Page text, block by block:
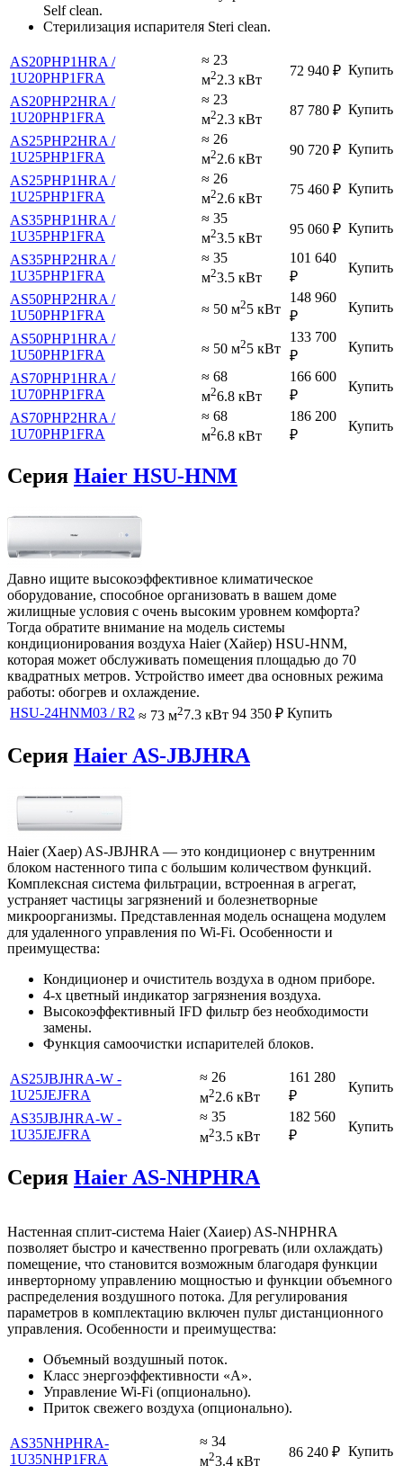
Self clean.
Стерилизация испарителя Steri clean.
AS20PHP1HRA /
1U20PHP1FRA
≈ 23
м22.3 кВт
72 940 ₽ Купить
AS20PHP2HRA /
1U20PHP1FRA
≈ 23
м22.3 кВт
87 780 ₽ Купить
AS25PHP2HRA /
1U25PHP1FRA
≈ 26
м22.6 кВт
90 720 ₽ Купить
AS25PHP1HRA /
1U25PHP1FRA
≈ 26
м22.6 кВт
75 460 ₽ Купить
AS35PHP1HRA /
1U35PHP1FRA
≈ 35
м23.5 кВт
95 060 ₽ Купить
AS35PHP2HRA /
1U35PHP1FRA
≈ 35
м23.5 кВт
101 640
₽
Купить
AS50PHP2HRA /
1U50PHP1FRA
≈ 50 м25 кВт
148 960
₽
Купить
AS50PHP1HRA /
1U50PHP1FRA
≈ 50 м25 кВт
133 700
₽
Купить
AS70PHP1HRA /
1U70PHP1FRA
≈ 68
м26.8 кВт
166 600
₽
Купить
AS70PHP2HRA /
1U70PHP1FRA
≈ 68
м26.8 кВт
186 200
₽
Купить
Серия Haier HSU-HNM
Давно ищите высокоэффективное климатическое
оборудование, способное организовать в вашем доме
жилищные условия с очень высоким уровнем комфорта?
Тогда обратите внимание на модель системы
кондиционирования воздуха Haier (Хайер) HSU-HNM,
которая может обслуживать помещения площадью до 70
квадратных метров. Устройство имеет два основных режима
работы: обогрев и охлаждение.
HSU-24HNM03 / R2 ≈ 73 м27.3 кВт 94 350 ₽ Купить
Серия Haier AS-JBJHRA
Haier (Хаер) AS-JBJHRA — это кондиционер с внутренним
блоком настенного типа с большим количеством функций.
Комплексная система фильтрации, встроенная в агрегат,
устраняет частицы загрязнений и болезнетворные
микроорганизмы. Представленная модель оснащена модулем
для удаленного управления по Wi-Fi. Особенности и
преимущества:
Кондиционер и очиститель воздуха в одном приборе.
4-х цветный индикатор загрязнения воздуха.
Высокоэффективный IFD фильтр без необходимости
замены.
Функция самоочистки испарителей блоков.
AS25JBJHRA-W -
1U25JEJFRA
≈ 26
м22.6 кВт
161 280
₽
Купить
AS35JBJHRA-W -
1U35JEJFRA
≈ 35
м23.5 кВт
182 560
₽
Купить
Серия Haier AS-NHPHRA
Настенная сплит-система Haier (Хаиер) AS-NHPHRA
позволяет быстро и качественно прогревать (или охлаждать)
помещение, что становится возможным благодаря функции
инверторному управлению мощностью и функции объемного
распределения воздушного потока. Для регулирования
параметров в комплектацию включен пульт дистанционного
управления. Особенности и преимущества:
Объемный воздушный поток.
Класс энергоэффективности «A».
Управление Wi-Fi (опционально).
Приток свежего воздуха (опционально).
AS35NHPHRA-
1U35NHP1FRA
≈ 34
м23.4 кВт
86 240 ₽ Купить